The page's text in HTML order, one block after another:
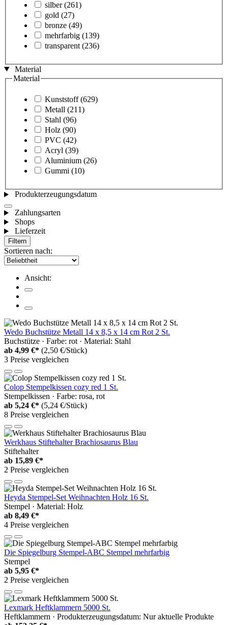
silber (261)
gold (27)
bronze (49)
mehrfarbig (139)
transparent (236)
Material
Material
Kunststoff (629)
Metall (211)
Stahl (96)
Holz (90)
PVC (42)
Acryl (39)
Aluminium (26)
Gummi (10)
Produkterzeugungsdatum
Zahlungsarten
Shops
Lieferzeit
Filtern
Sortieren nach:
Ansicht:
Wedo Buchstütze Metall 14 x 8,5 x 14 cm Rot 2 St.
Buchstütze · Farbe: rot · Material: Stahl
ab 4,99 €* (2,50 €/Stück)
3 Preise vergleichen
Colop Stempelkissen cozy red 1 St.
Stempelkissen · Farbe: rosa, rot
ab 5,24 €* (5,24 €/Stück)
8 Preise vergleichen
Werkhaus Stiftehalter Brachiosaurus Blau
Stiftehalter
ab 15,89 €*
2 Preise vergleichen
Heyda Stempel-Set Weihnachten Holz 16 St.
Stempel · Material: Holz
ab 8,49 €*
4 Preise vergleichen
Die Spiegelburg Stempel-ABC Stempel mehrfarbig
Stempel
ab 5,95 €*
2 Preise vergleichen
Lexmark Heftklammern 5000 St.
Heftklammern · Produkterzeugungsdatum: Nur aktuelle Produkte